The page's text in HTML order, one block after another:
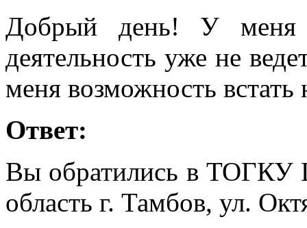
Добрый день! У
деятельность уже не
меня возможность встать
Ответ:
Вы обратились в
область г. Тамбов, ул.